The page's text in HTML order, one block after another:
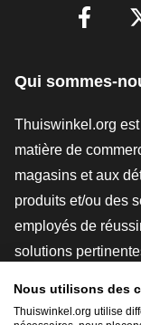
Qui sommes-
Thuiswinkel.org
matière de
magasins et aux
produits et/ou des
employés de
solutions
Nous utilisons des
Thuiswinkel.org utilise